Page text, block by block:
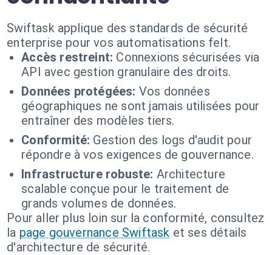
Swiftask applique des standards de sécurité
enterprise pour vos automatisations felt.
Accès restreint: Connexions sécurisées via
API avec gestion granulaire des droits.
Données protégées: Vos données
géographiques ne sont jamais utilisées pour
entraîner des modèles tiers.
Conformité: Gestion des logs d'audit pour
répondre à vos exigences de gouvernance.
Infrastructure robuste: Architecture
scalable conçue pour le traitement de
grands volumes de données.
Pour aller plus loin sur la conformité, consultez
la page gouvernance Swiftask et ses détails
d'architecture de sécurité.